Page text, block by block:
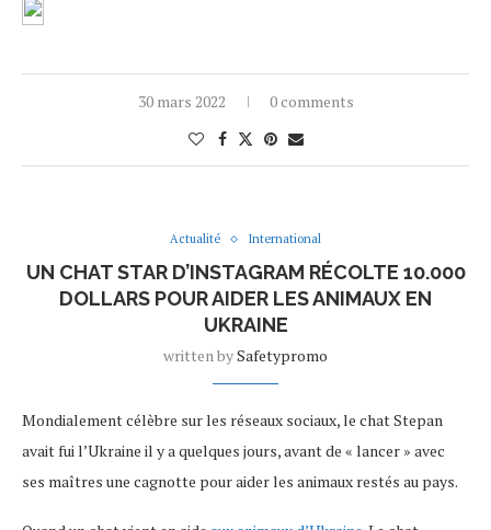
30 mars 2022 0 comments
Actualité International
UN CHAT STAR D’INSTAGRAM RÉCOLTE 10.000
DOLLARS POUR AIDER LES ANIMAUX EN
UKRAINE
written bySafetypromo
Mondialement célèbre sur les réseaux sociaux, le chat Stepan
avait fui l’Ukraine il y a quelques jours, avant de « lancer » avec
ses maîtres une cagnotte pour aider les animaux restés au pays.